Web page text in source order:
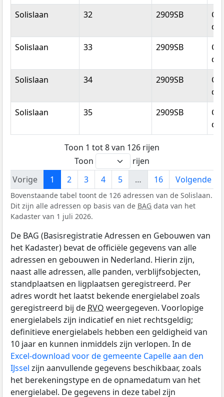
Solislaan
32 2909SB
Solislaan
33 2909SB
Solislaan
34 2909SB
Solislaan
35 2909SB
Toon 1 tot 8 van 126 rijen
Toon
rijen
Vorige
1 2 3 4 5 … 16 Volgende
Bovenstaande tabel toont de 126 adressen van de Solislaan.
Dit zijn alle adressen op basis van de BAG data van het
Kadaster van 1 juli 2026.
De BAG (Basisregistratie Adressen en Gebouwen van
het Kadaster) bevat de officiële gegevens van alle
adressen en gebouwen in Nederland. Hierin zijn,
naast alle adressen, alle panden, verblijfsobjecten,
standplaatsen en ligplaatsen geregistreerd. Per
adres wordt het laatst bekende energielabel zoals
geregistreerd bij de RVO weergegeven. Voorlopige
energielabels zijn indicatief en niet rechtsgeldig;
definitieve energielabels hebben een geldigheid van
10 jaar en kunnen inmiddels zijn verlopen. In de
Excel-download voor de gemeente Capelle aan den
IJssel zijn aanvullende gegevens beschikbaar, zoals
het berekeningstype en de opnamedatum van het
energielabel. De gegevens in deze tabel zijn